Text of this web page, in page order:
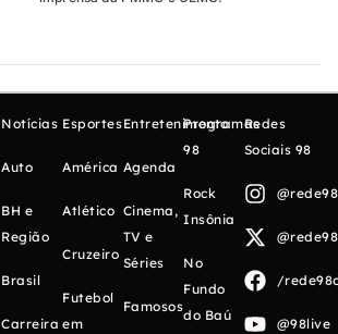
Notícias
Auto
BH e
Região
Brasil
Carreira
Esportes
América
Atlético
Cruzeiro
Futebol
em
Entretenimento
Agenda
Cinema,
TV e
Séries
Famosos
Programas
98
Rock
Insônia
No
Fundo
do Baú
Redes
Sociais 98
/
@98live